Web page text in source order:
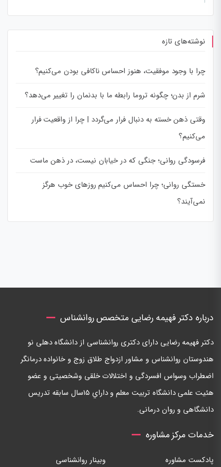
نوشته‌های تازه
چرا با وجود موفقیت، هنوز احساس ناکافی بودن می‌کنیم؟
شرم از بدن؛ چگونه تروما رابطه ما با بدنمان را تغییر می‌دهد؟
وقتی ذهن خسته به دنبال فرار می‌گردد | چرا از واقعیت فرار
می‌کنیم؟
فرسودگی روانی؛ جنگی که در خیابان نیست، در ذهن ماست
خستگی روانی؛ چرا احساس می‌کنیم روزهای خوب هرگز
نمی‌آیند؟
درباره دکتر فهیمه رضایی متخصص روانشناس
دكتر فهيمه رضايی دارای دكتری روانشناسی از دانشگاه دهلی نو
هندوستان روانشناس و مشاور ازدواج طلاق زوج و خانواده درمانگر
اضطراب وسواس افسردگی و اختلالات خلقی وشخصيتی و عضو
هئيت علمی دانشگاه تربيت معلم و داراي ١٥سال سابقه تدريس
دانشگاهی و روان درمانی.
خدمات مرکز مشاوره
پادکست مشاوره
وبینار روانشناسی